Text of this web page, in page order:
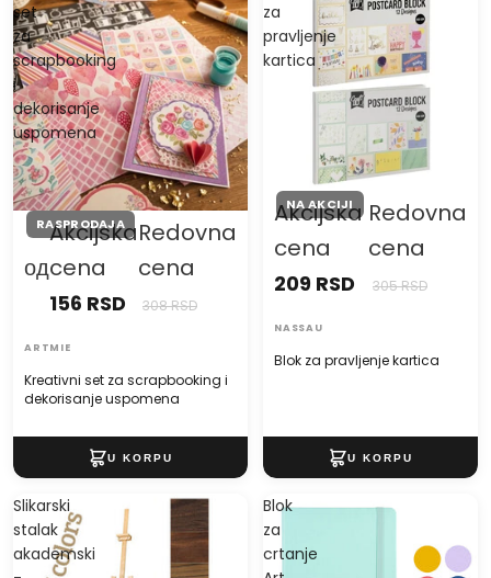
set
za
scrapbooking
i
dekorisanje
uspomena
RASPRODAJA
Kreativni set za scrapbooking i
dekorisanje uspomena
од
Akcijska
cena
156 RSD
Redovna
cena
308 RSD
ARTMIE
za
pravljenje
kartica
NA AKCIJI
Blok za pravljenje kartica
Akcijska
cena
209 RSD
Redovna
cena
305 RSD
NASSAU
Slikarski
stalak
akademski
Blok
za
crtanje